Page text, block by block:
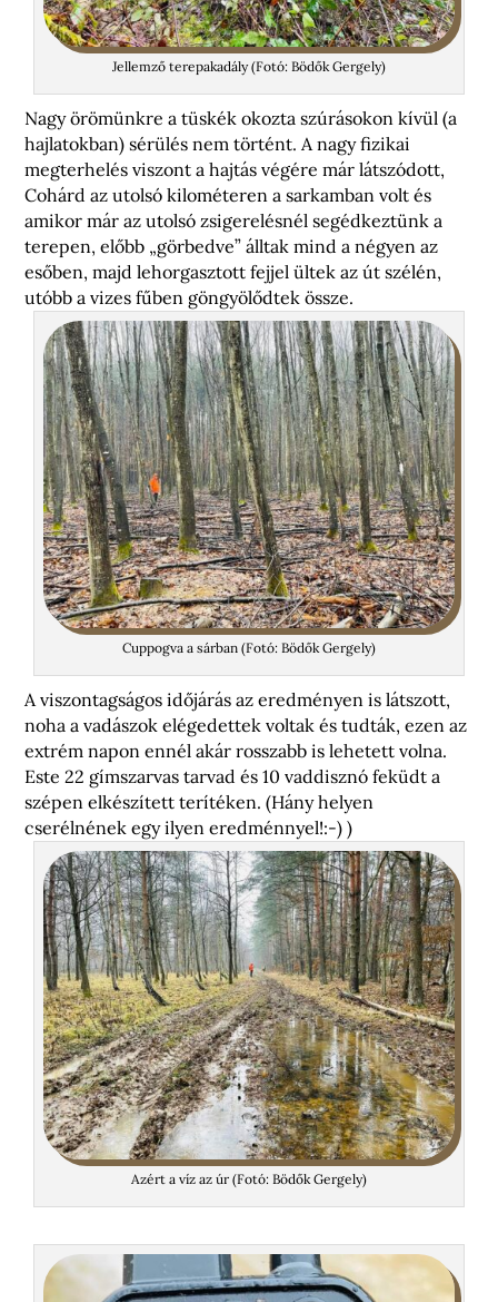
Jellemző terepakadály (Fotó: Bödők Gergely)
Nagy örömünkre a tüskék okozta szúrásokon kívül (a
hajlatokban) sérülés nem történt. A nagy fizikai
megterhelés viszont a hajtás végére már látszódott,
Cohárd az utolsó kilométeren a sarkamban volt és
amikor már az utolsó zsigerelésnél segédkeztünk a
terepen, előbb „görbedve” álltak mind a négyen az
esőben, majd lehorgasztott fejjel ültek az út szélén,
utóbb a vizes fűben göngyölődtek össze.
Cuppogva a sárban (Fotó: Bödők Gergely)
A viszontagságos időjárás az eredményen is látszott,
noha a vadászok elégedettek voltak és tudták, ezen az
extrém napon ennél akár rosszabb is lehetett volna.
Este 22 gímszarvas tarvad és 10 vaddisznó feküdt a
szépen elkészített terítéken. (Hány helyen
cserélnének egy ilyen eredménnyel!:-) )
Azért a víz az úr (Fotó: Bödők Gergely)